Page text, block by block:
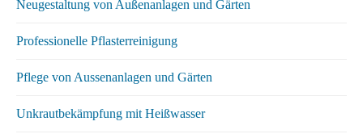
Neugestaltung von Außenanlagen und Gärten
Professionelle Pflasterreinigung
Pflege von Aussenanlagen und Gärten
Unkrautbekämpfung mit Heißwasser